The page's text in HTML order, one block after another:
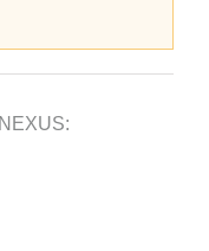
NEXUS: